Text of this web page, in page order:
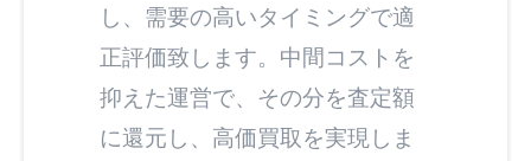
し、需要の高いタイミングで適
正評価致します。中間コストを
抑えた運営で、その分を査定額
に還元し、高価買取を実現しま